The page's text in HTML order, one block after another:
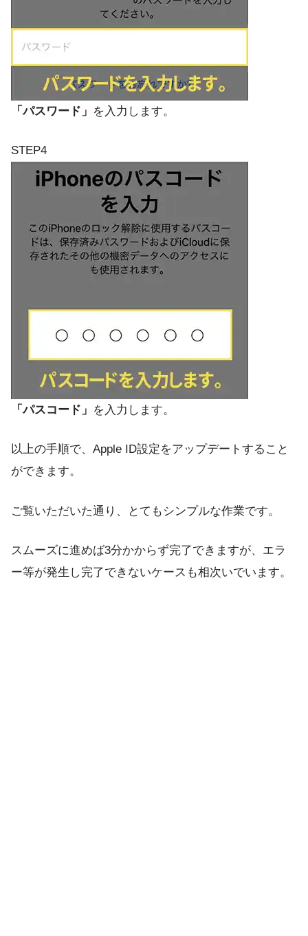
「パスワード」 を入力します。
STEP4
「パスコード」 を入力します。
以上の手順で、Apple ID設定をアップデートすること
ができます。
ご覧いただいた通り、とてもシンプルな作業です。
スムーズに進めば3分かからず完了できますが、エラ
ー等が発生し完了できないケースも相次いでいます。